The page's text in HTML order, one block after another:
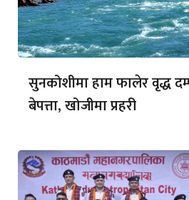
सुनकोशीमा हाम फालेर वृद्ध
बेपत्ता, खोजीमा प्रहरी